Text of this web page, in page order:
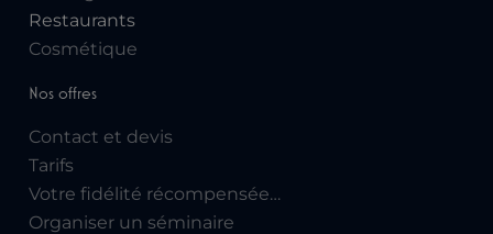
Restaurants
Cosmétique
Nos offres
Contact et devis
Tarifs
Votre fidélité récompensée…
Organiser un séminaire